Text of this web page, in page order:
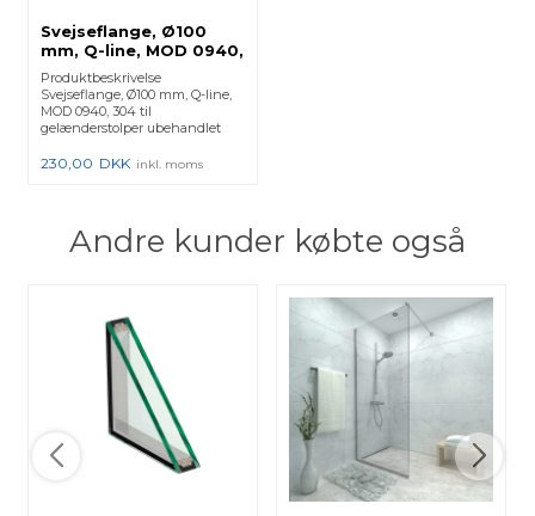
Svejseflange, Ø100
mm, Q-line, MOD 0940,
304 - (130940048)
130940-048 - 2 Stk.
Produktbeskrivelse
Svejseflange, Ø100 mm, Q-line,
MOD 0940, 304 til
gelænderstolper ubehandlet
230,00 DKK inkl. moms
Andre kunder købte også